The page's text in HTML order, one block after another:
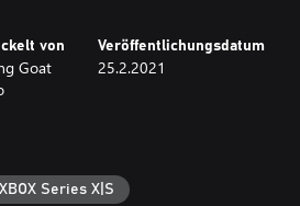
von
Goat
Veröffentlichungsdatum
25.2.2021
XBOX Series X|S